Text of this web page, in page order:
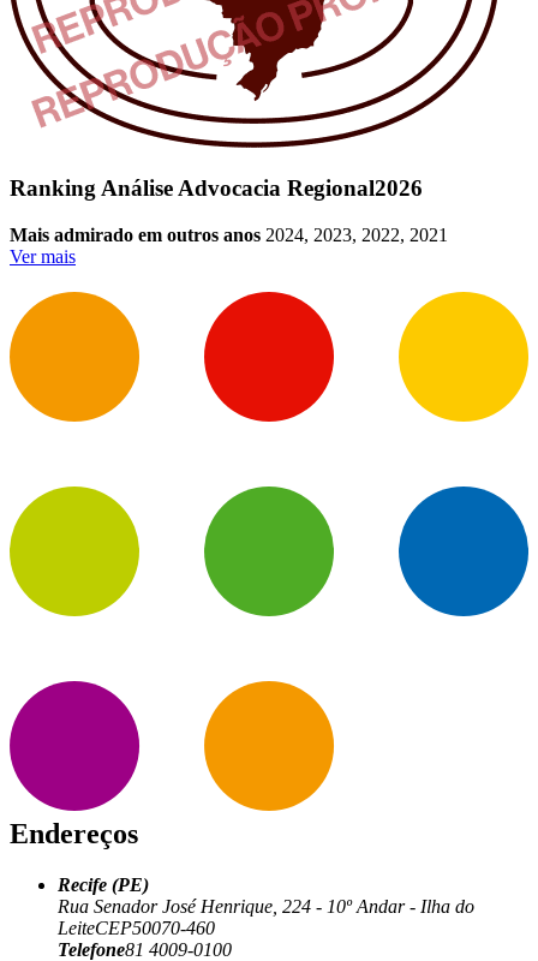
Ranking Análise Advocacia Regional2026
Mais admirado em outros anos 2024, 2023, 2022, 2021
Ver mais
Endereços
Recife (PE)
Rua Senador José Henrique, 224 - 10º Andar - Ilha do
LeiteCEP50070-460
Telefone81 4009-0100